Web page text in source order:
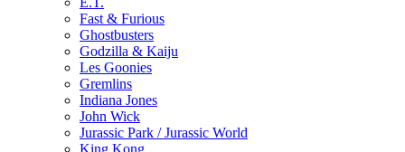
Fast & Furious
Ghostbusters
Godzilla & Kaiju
Les Goonies
Gremlins
Indiana Jones
John Wick
Jurassic Park / Jurassic World
King Kong